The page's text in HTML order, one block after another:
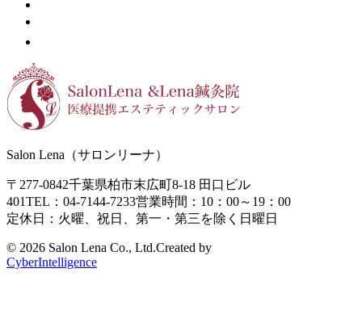
Salon Lena（サロンリーナ）
〒277-0842千葉県柏市末広町8-18 田口ビル
401TEL：04-7144-7233営業時間：10：00～19：00
定休日：火曜、祝日、第一・第三を除く日曜日
© 2026 Salon Lena Co., Ltd.Created by
CyberIntelligence